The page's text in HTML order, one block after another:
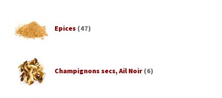
Epices (47)
Champignons secs, Ail Noir (6)